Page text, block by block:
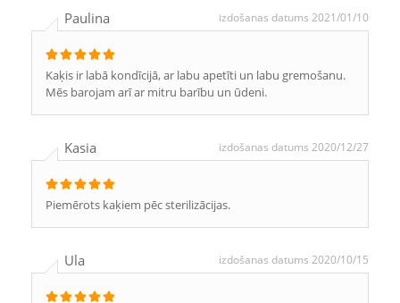
Paulina izdošanas datums 2021/01/10
Kaķis ir labā kondīcijā, ar labu apetīti un labu gremošanu.
Mēs barojam arī ar mitru barību un ūdeni.
Kasia izdošanas datums 2020/12/27
Piemērots kaķiem pēc sterilizācijas.
Ula izdošanas datums 2020/10/15